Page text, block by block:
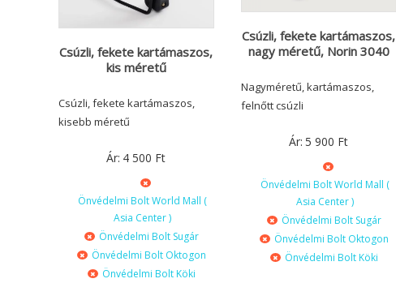
Csúzli, fekete kartámaszos,
kis méretű
Csúzli, fekete kartámaszos,
kisebb méretű
Ár: 4 500 Ft
Önvédelmi Bolt World Mall (
Asia Center )
Önvédelmi Bolt Sugár
Önvédelmi Bolt Oktogon
Önvédelmi Bolt Köki
Csúzli, fekete kartámaszos,
nagy méretű, Norin 3040
Nagyméretű, kartámaszos,
felnőtt csúzli
Ár: 5 900 Ft
Önvédelmi Bolt World Mall (
Asia Center )
Önvédelmi Bolt Sugár
Önvédelmi Bolt Oktogon
Önvédelmi Bolt Köki